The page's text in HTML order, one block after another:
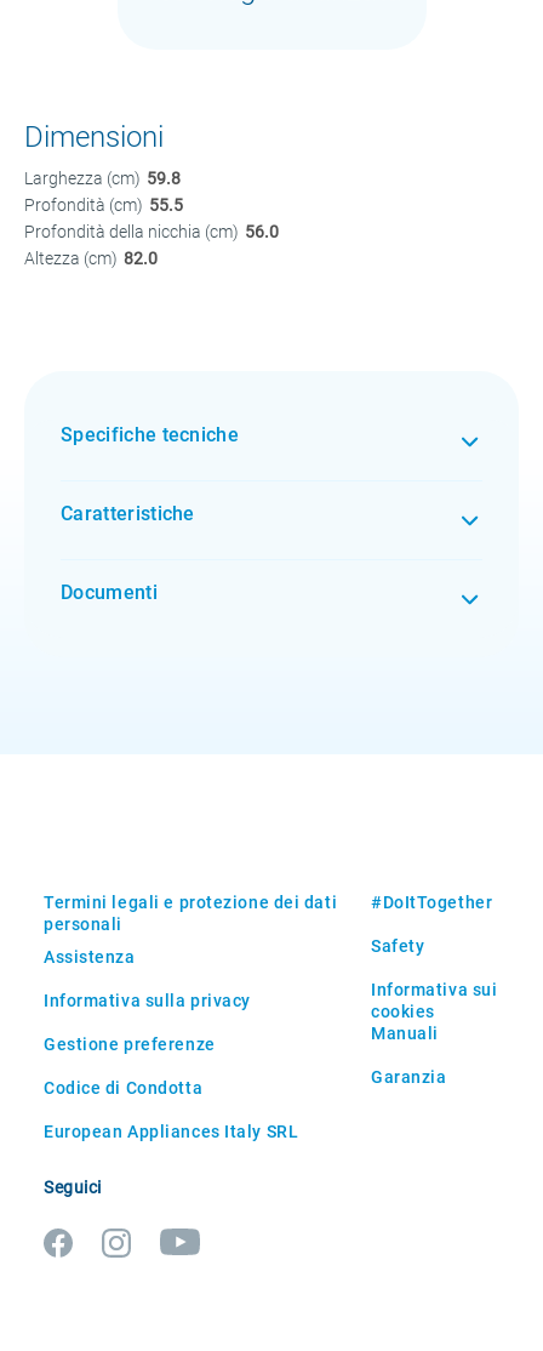
Dimensioni
Larghezza (cm) 59.8
Profondità (cm) 55.5
Profondità della nicchia (cm) 56.0
Altezza (cm) 82.0
Specifiche tecniche
Caratteristiche
Documenti
Termini legali e protezione dei dati
personali
Assistenza
Informativa sulla privacy
Gestione preferenze
Codice di Condotta
European Appliances Italy SRL
#DoItTogether
Safety
Informativa sui
cookies
Manuali
Garanzia
Seguici